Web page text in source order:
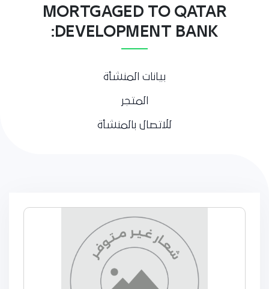
MORTGAGED TO QATAR
DEVELOPMENT BANK:
بيانات المنشأة
المتجر
للاتصال بالمنشأة